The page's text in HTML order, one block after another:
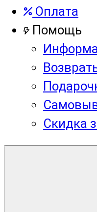
Оплата
Помощь
Скидка